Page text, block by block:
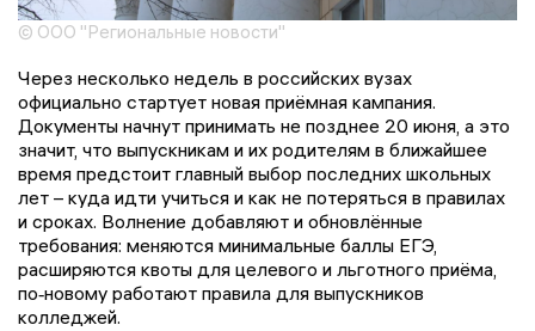
© ООО "Региональные новости"
Через несколько недель в российских вузах
официально стартует новая приёмная кампания.
Документы начнут принимать не позднее 20 июня, а это
значит, что выпускникам и их родителям в ближайшее
время предстоит главный выбор последних школьных
лет – куда идти учиться и как не потеряться в правилах
и сроках. Волнение добавляют и обновлённые
требования: меняются минимальные баллы ЕГЭ,
расширяются квоты для целевого и льготного приёма,
по‑новому работают правила для выпускников
колледжей.